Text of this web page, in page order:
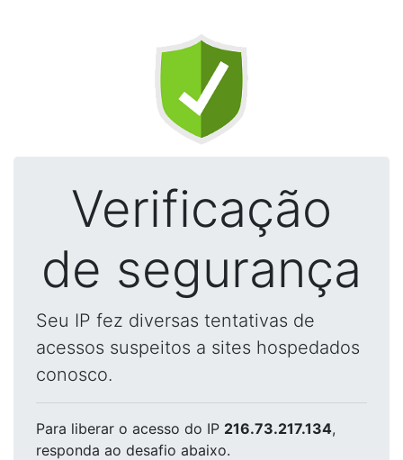
Verificação
de segurança
Seu IP fez diversas tentativas de
acessos suspeitos a sites hospedados
conosco.
Para liberar o acesso do IP 216.73.217.134,
responda ao desafio abaixo.